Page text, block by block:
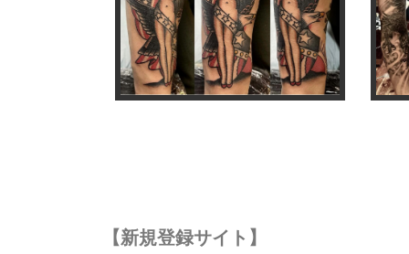
【新規登録サイト】